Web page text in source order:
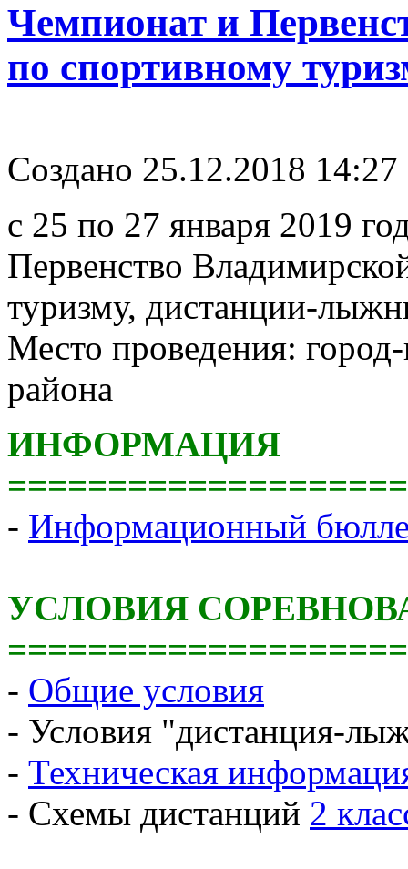
Чемпионат и
по спортивному
Создано 25.12.2018 14:27
с 25 по 27 января 2019
Первенство
туризму, дистанции-
Место проведения:
района
ИНФОРМАЦИЯ
- Информационный
УСЛОВИЯ
- Общие условия
- Условия "дистанция-
- Техническая
- Схемы дистанций 2